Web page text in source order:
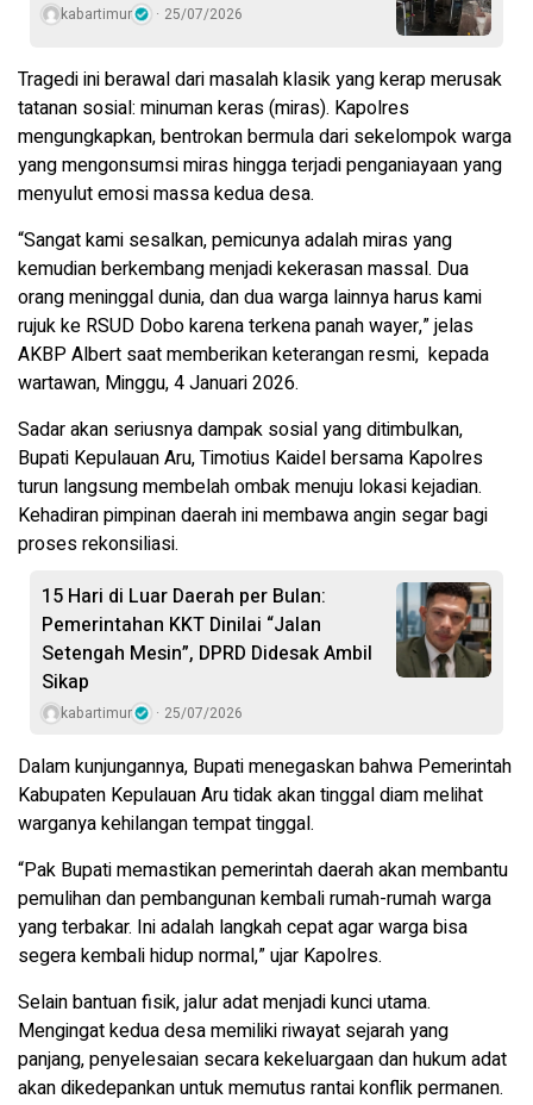
kabartimur 25/07/2026
Tragedi ini berawal dari masalah klasik yang kerap merusak
tatanan sosial: minuman keras (miras). Kapolres
mengungkapkan, bentrokan bermula dari sekelompok warga
yang mengonsumsi miras hingga terjadi penganiayaan yang
menyulut emosi massa kedua desa.
“Sangat kami sesalkan, pemicunya adalah miras yang
kemudian berkembang menjadi kekerasan massal. Dua
orang meninggal dunia, dan dua warga lainnya harus kami
rujuk ke RSUD Dobo karena terkena panah wayer,” jelas
AKBP Albert saat memberikan keterangan resmi, kepada
wartawan, Minggu, 4 Januari 2026.
Sadar akan seriusnya dampak sosial yang ditimbulkan,
Bupati Kepulauan Aru, Timotius Kaidel bersama Kapolres
turun langsung membelah ombak menuju lokasi kejadian.
Kehadiran pimpinan daerah ini membawa angin segar bagi
proses rekonsiliasi.
15 Hari di Luar Daerah per Bulan:
Pemerintahan KKT Dinilai “Jalan
Setengah Mesin”, DPRD Didesak Ambil
Sikap
kabartimur 25/07/2026
Dalam kunjungannya, Bupati menegaskan bahwa Pemerintah
Kabupaten Kepulauan Aru tidak akan tinggal diam melihat
warganya kehilangan tempat tinggal.
“Pak Bupati memastikan pemerintah daerah akan membantu
pemulihan dan pembangunan kembali rumah-rumah warga
yang terbakar. Ini adalah langkah cepat agar warga bisa
segera kembali hidup normal,” ujar Kapolres.
Selain bantuan fisik, jalur adat menjadi kunci utama.
Mengingat kedua desa memiliki riwayat sejarah yang
panjang, penyelesaian secara kekeluargaan dan hukum adat
akan dikedepankan untuk memutus rantai konflik permanen.